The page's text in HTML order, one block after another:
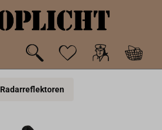
Radarreflektoren